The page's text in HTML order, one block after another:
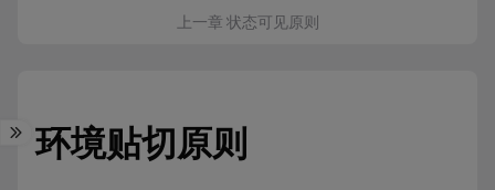
上一章 状态可见原则
环境贴切原则